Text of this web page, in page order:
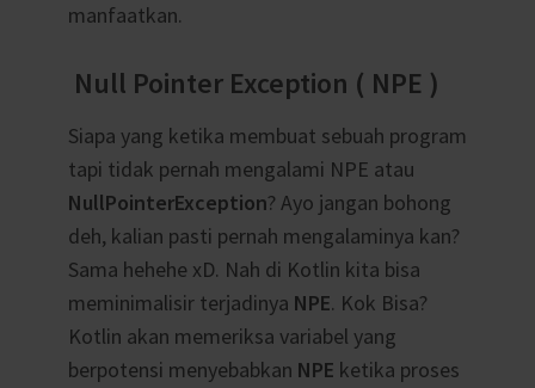
manfaatkan.
Null Pointer Exception ( NPE )
Siapa yang ketika membuat sebuah program
tapi tidak pernah mengalami NPE atau
NullPointerException? Ayo jangan bohong
deh, kalian pasti pernah mengalaminya kan?
Sama hehehe xD. Nah di Kotlin kita bisa
meminimalisir terjadinya NPE. Kok Bisa?
Kotlin akan memeriksa variabel yang
berpotensi menyebabkan NPE ketika proses